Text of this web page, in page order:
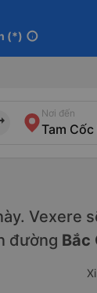
(*) info
Nơi đến
Vexere
đường Bắc